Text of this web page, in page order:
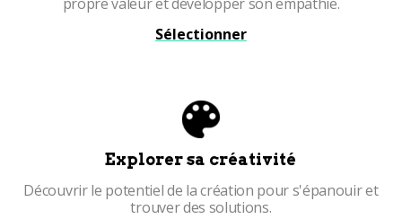
propre valeur et développer son empathie.
Sélectionner
Explorer sa créativité
Découvrir le potentiel de la création pour s'épanouir et
trouver des solutions.